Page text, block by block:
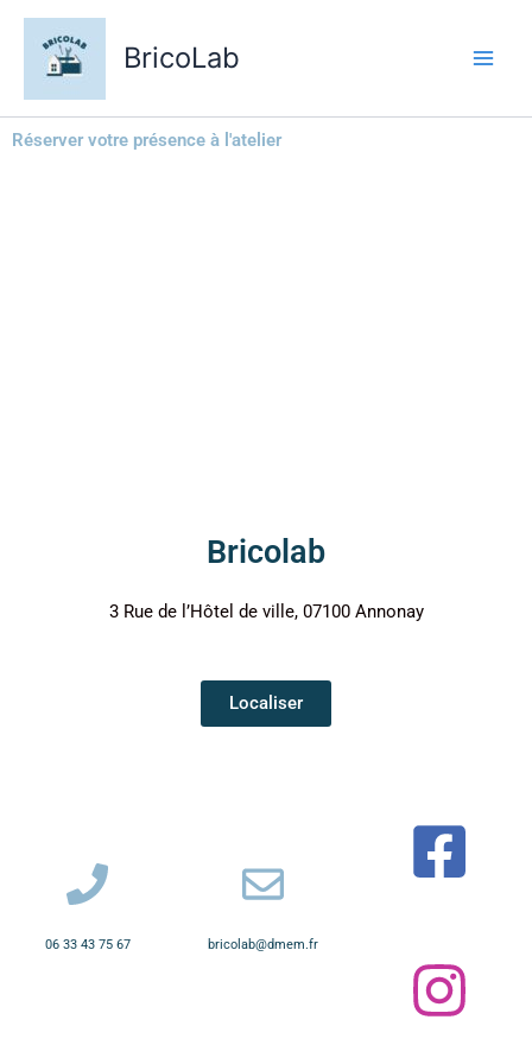
Aller
contenu
BricoLab
Réserver votre présence à l'atelier
Bricolab
3 Rue de l’Hôtel de ville, 07100 Annonay
Localiser
06 33 43 75 67 bricolab@dmem.fr